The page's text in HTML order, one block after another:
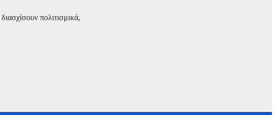
πολιτισμικά,